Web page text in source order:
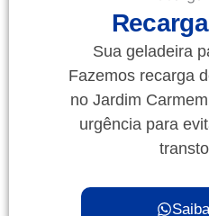
Sua geladeira
Fazemos recarga
no Jardim
urgência para